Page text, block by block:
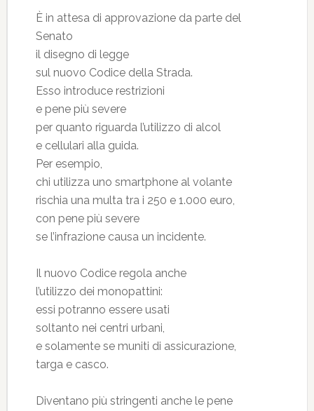
È in attesa di approvazione da parte del
Senato
il disegno di legge
sul nuovo Codice della Strada.
Esso introduce restrizioni
e pene più severe
per quanto riguarda l’utilizzo di alcol
e cellulari alla guida.
Per esempio,
chi utilizza uno smartphone al volante
rischia una multa tra i 250 e 1.000 euro,
con pene più severe
se l’infrazione causa un incidente.
Il nuovo Codice regola anche
l’utilizzo dei monopattini:
essi potranno essere usati
soltanto nei centri urbani,
e solamente se muniti di assicurazione,
targa e casco.
Diventano più stringenti anche le pene